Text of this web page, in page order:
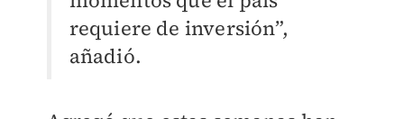
requiere de inversión”,
añadió.